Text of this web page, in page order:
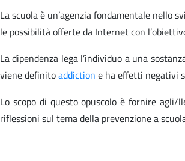
La scuola è un’agenzia fondamentale nello
le possibilità offerte da Internet con
La dipendenza lega l’individuo a una
viene definitoaddiction e ha effetti negativi
Lo scopo di questo opuscolo è fornire
riflessioni sul tema della prevenzione a